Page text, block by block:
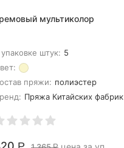
мультиколор
штук: 5
пряжи: полиэстер
Пряжа Китайских фабрик